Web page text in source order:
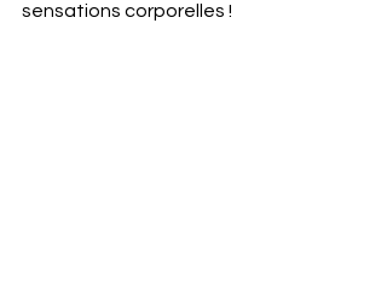
sensations corporelles !